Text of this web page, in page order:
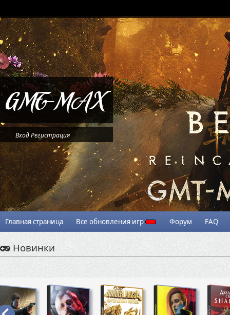
ВходРегистрация
Главная страница Все обновления игр Форум FAQ
Новинки